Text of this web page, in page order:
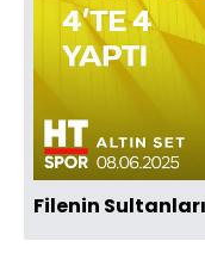
Filenin